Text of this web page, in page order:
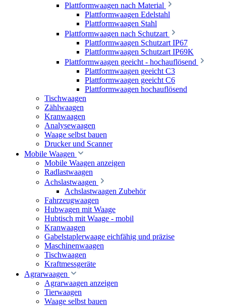
Plattformwaagen nach Material
Plattformwaagen Edelstahl
Plattformwaagen Stahl
Plattformwaagen nach Schutzart
Plattformwaagen Schutzart IP67
Plattformwaagen Schutzart IP69K
Plattformwaagen geeicht - hochauflösend
Plattformwaagen geeicht C3
Plattformwaagen geeicht C6
Plattformwaagen hochauflösend
Tischwaagen
Zählwaagen
Kranwaagen
Analysewaagen
Waage selbst bauen
Drucker und Scanner
Mobile Waagen
Mobile Waagen anzeigen
Radlastwaagen
Achslastwaagen
Achslastwaagen Zubehör
Fahrzeugwaagen
Hubwagen mit Waage
Hubtisch mit Waage - mobil
Kranwaagen
Gabelstaplerwaage eichfähig und präzise
Maschinenwaagen
Tischwaagen
Kraftmessgeräte
Agrarwaagen
Agrarwaagen anzeigen
Tierwaagen
Waage selbst bauen